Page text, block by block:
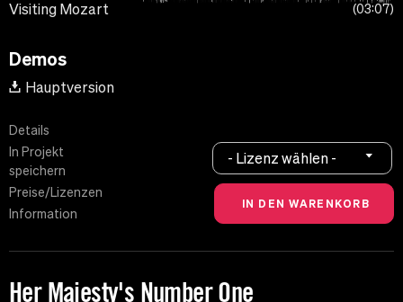
Visiting Mozart 03:07
Demos
Hauptversion
Details
In Projekt
speichern
Preise/Lizenzen
Information
- Lizenz wählen -
Her Majesty's Number One